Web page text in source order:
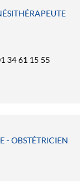
34 61 15 55
- OBSTÉTRICIEN